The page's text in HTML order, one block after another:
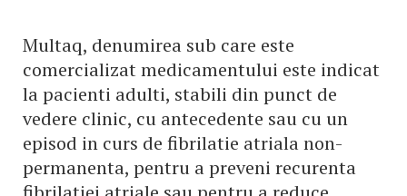
Multaq, denumirea sub care este
comercializat medicamentului este indicat
la pacienti adulti, stabili din punct de
vedere clinic, cu antecedente sau cu un
episod in curs de fibrilatie atriala non-
permanenta, pentru a preveni recurenta